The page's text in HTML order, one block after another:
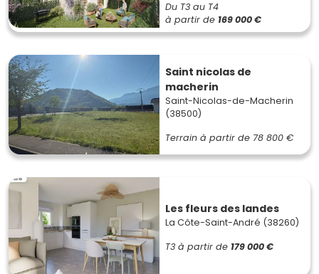
Du T3 au T4
à partir de 169 000 €
Saint nicolas de
macherin
Saint-Nicolas-de-Macherin
(38500)
Terrain à partir de 78 800 €
Les fleurs des landes
La Côte-Saint-André (38260)
T3 à partir de 179 000 €